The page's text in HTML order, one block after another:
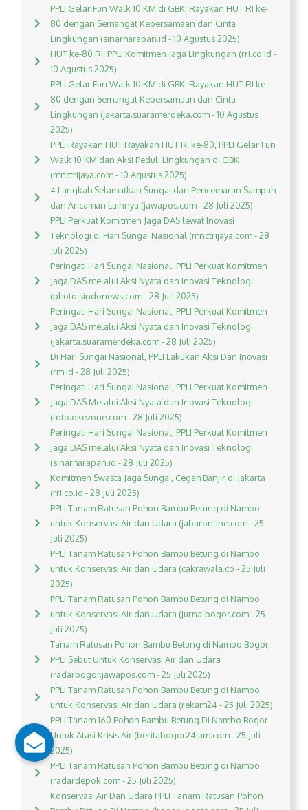
PPLI Gelar Fun Walk 10 KM di GBK: Rayakan HUT RI ke-
80 dengan Semangat Kebersamaan dan Cinta
Lingkungan (sinarharapan.id - 10 Agustus 2025)
HUT ke-80 RI, PPLI Komitmen Jaga Lingkungan (rri.co.id -
10 Agustus 2025)
PPLI Gelar Fun Walk 10 KM di GBK: Rayakan HUT RI ke-
80 dengan Semangat Kebersamaan dan Cinta
Lingkungan (jakarta.suaramerdeka.com - 10 Agustus
2025)
PPLI Rayakan HUT Rayakan HUT RI ke-80, PPLI Gelar Fun
Walk 10 KM dan Aksi Peduli Lingkungan di GBK
(mnctrijaya.com - 10 Agustus 2025)
4 Langkah Selamatkan Sungai dari Pencemaran Sampah
dan Ancaman Lainnya (jawapos.com - 28 Juli 2025)
PPLI Perkuat Komitmen Jaga DAS lewat Inovasi
Teknologi di Hari Sungai Nasional (mnctrijaya.com - 28
Juli 2025)
Peringati Hari Sungai Nasional, PPLI Perkuat Komitmen
Jaga DAS melalui Aksi Nyata dan Inovasi Teknologi
(photo.sindonews.com - 28 Juli 2025)
Peringati Hari Sungai Nasional, PPLI Perkuat Komitmen
Jaga DAS melalui Aksi Nyata dan Inovasi Teknologi
(jakarta.suaramerdeka.com - 28 Juli 2025)
Di Hari Sungai Nasional, PPLI Lakukan Aksi Dan Inovasi
(rm.id - 28 Juli 2025)
Peringati Hari Sungai Nasional, PPLI Perkuat Komitmen
Jaga DAS Melalui Aksi Nyata dan Inovasi Teknologi
(foto.okezone.com - 28 Juli 2025)
Peringati Hari Sungai Nasional, PPLI Perkuat Komitmen
Jaga DAS melalui Aksi Nyata dan Inovasi Teknologi
(sinarharapan.id - 28 Juli 2025)
Komitmen Swasta Jaga Sungai, Cegah Banjir di Jakarta
(rri.co.id - 28 Juli 2025)
PPLI Tanam Ratusan Pohon Bambu Betung di Nambo
untuk Konservasi Air dan Udara (jabaronline.com - 25
Juli 2025)
PPLI Tanam Ratusan Pohon Bambu Betung di Nambo
untuk Konservasi Air dan Udara (cakrawala.co - 25 Juli
2025)
PPLI Tanam Ratusan Pohon Bambu Betung di Nambo
untuk Konservasi Air dan Udara (jurnalbogor.com - 25
Juli 2025)
Tanam Ratusan Pohon Bambu Betung di Nambo Bogor,
PPLI Sebut Untuk Konservasi Air dan Udara
(radarbogor.jawapos.com - 25 Juli 2025)
PPLI Tanam Ratusan Pohon Bambu Betung di Nambo
untuk Konservasi Air dan Udara (rekam24 - 25 Juli 2025)
PPLI Tanam 160 Pohon Bambu Betung Di Nambo Bogor
Untuk Atasi Krisis Air (beritabogor24jam.com - 25 Juli
2025)
PPLI Tanam Ratusan Pohon Bambu Betung di Nambo
(radardepok.com - 25 Juli 2025)
Konservasi Air Dan Udara PPLI Tanam Ratusan Pohon